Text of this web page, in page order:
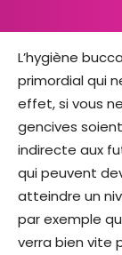
L’hygiène
primordial qui
effet, si vous
gencives
indirecte aux
qui peuvent
atteindre un
par exemple
verra bien vite